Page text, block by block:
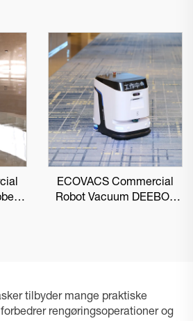
ECOVACS Commercial
Robot Vacuum DEEBOT
tilbyder mange praktiske
rengøringsoperationer og